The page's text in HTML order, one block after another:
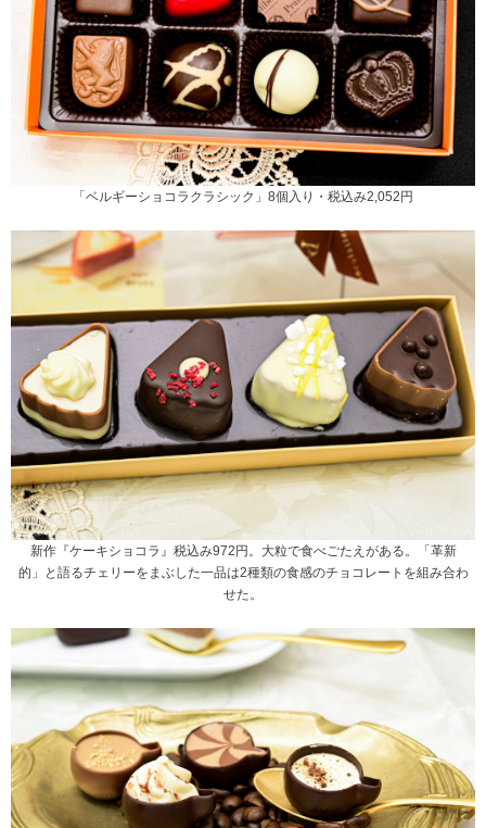
「ベルギーショコラクラシック」8個入り・税込み2,052円
新作『ケーキショコラ』税込み972円。大粒で食べごたえがある。「革新
的」と語るチェリーをまぶした一品は2種類の食感のチョコレートを組み合わ
せた。